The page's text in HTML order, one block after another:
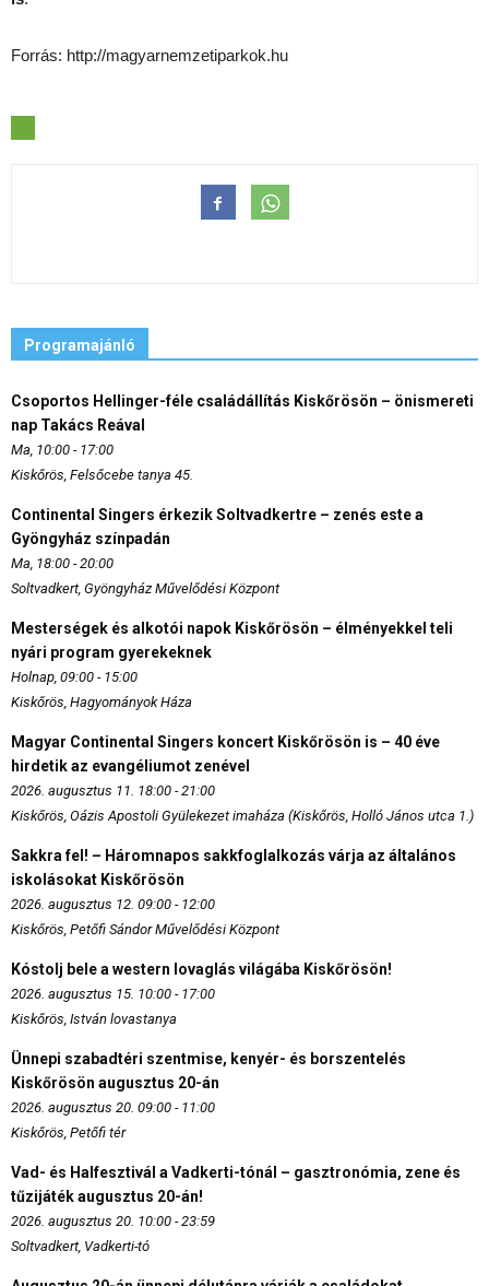
Forrás: http://magyarnemzetiparkok.hu
Programajánló
Csoportos Hellinger-féle családállítás Kiskőrösön – önismereti
nap Takács Reával
Ma, 10:00 - 17:00
Kiskőrös, Felsőcebe tanya 45.
Continental Singers érkezik Soltvadkertre – zenés este a
Gyöngyház színpadán
Ma, 18:00 - 20:00
Soltvadkert, Gyöngyház Művelődési Központ
Mesterségek és alkotói napok Kiskőrösön – élményekkel teli
nyári program gyerekeknek
Holnap, 09:00 - 15:00
Kiskőrös, Hagyományok Háza
Magyar Continental Singers koncert Kiskőrösön is – 40 éve
hirdetik az evangéliumot zenével
2026. augusztus 11. 18:00 - 21:00
Kiskőrös, Oázis Apostoli Gyülekezet imaháza (Kiskőrös, Holló János utca 1.)
Sakkra fel! – Háromnapos sakkfoglalkozás várja az általános
iskolásokat Kiskőrösön
2026. augusztus 12. 09:00 - 12:00
Kiskőrös, Petőfi Sándor Művelődési Központ
Kóstolj bele a western lovaglás világába Kiskőrösön!
2026. augusztus 15. 10:00 - 17:00
Kiskőrös, István lovastanya
Ünnepi szabadtéri szentmise, kenyér- és borszentelés
Kiskőrösön augusztus 20-án
2026. augusztus 20. 09:00 - 11:00
Kiskőrös, Petőfi tér
Vad- és Halfesztivál a Vadkerti-tónál – gasztronómia, zene és
tűzijáték augusztus 20-án!
2026. augusztus 20. 10:00 - 23:59
Soltvadkert, Vadkerti-tó